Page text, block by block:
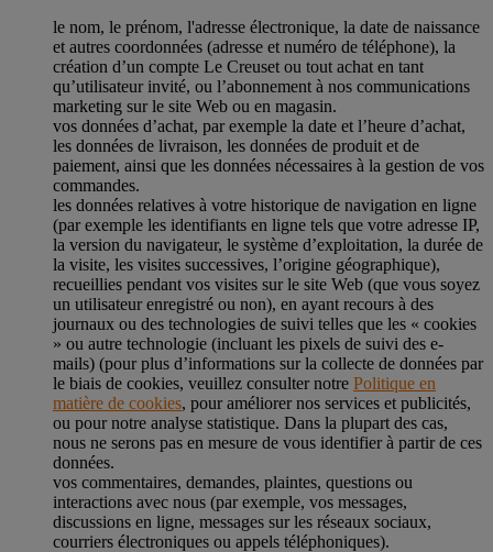
le nom, le prénom, l'adresse électronique, la date de naissance
et autres coordonnées (adresse et numéro de téléphone), la
création d’un compte Le Creuset ou tout achat en tant
qu’utilisateur invité, ou l’abonnement à nos communications
marketing sur le site Web ou en magasin.
vos données d’achat, par exemple la date et l’heure d’achat,
les données de livraison, les données de produit et de
paiement, ainsi que les données nécessaires à la gestion de vos
commandes.
les données relatives à votre historique de navigation en ligne
(par exemple les identifiants en ligne tels que votre adresse IP,
la version du navigateur, le système d’exploitation, la durée de
la visite, les visites successives, l’origine géographique),
recueillies pendant vos visites sur le site Web (que vous soyez
un utilisateur enregistré ou non), en ayant recours à des
journaux ou des technologies de suivi telles que les « cookies
» ou autre technologie (incluant les pixels de suivi des e-
mails) (pour plus d’informations sur la collecte de données par
le biais de cookies, veuillez consulter notre Politique en
matière de cookies, pour améliorer nos services et publicités,
ou pour notre analyse statistique. Dans la plupart des cas,
nous ne serons pas en mesure de vous identifier à partir de ces
données.
vos commentaires, demandes, plaintes, questions ou
interactions avec nous (par exemple, vos messages,
discussions en ligne, messages sur les réseaux sociaux,
courriers électroniques ou appels téléphoniques).